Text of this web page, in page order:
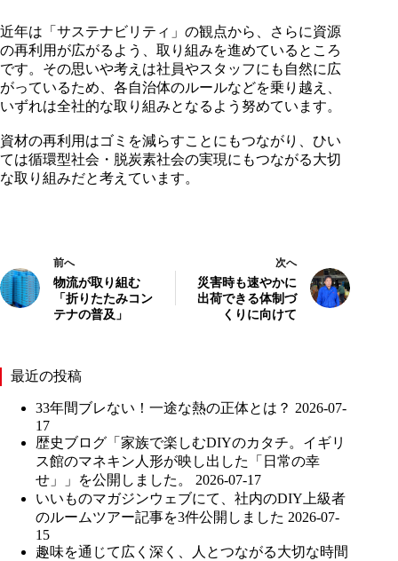
近年は「サステナビリティ」の観点から、さらに資源
の再利用が広がるよう、取り組みを進めているところ
です。その思いや考えは社員やスタッフにも自然に広
がっているため、各自治体のルールなどを乗り越え、
いずれは全社的な取り組みとなるよう努めています。
資材の再利用はゴミを減らすことにもつながり、ひい
ては循環型社会・脱炭素社会の実現にもつながる大切
な取り組みだと考えています。
前へ
物流が取り組む
「折りたたみコン
テナの普及」
次へ
災害時も速やかに
出荷できる体制づ
くりに向けて
最近の投稿
33年間ブレない！一途な熱の正体とは？ 2026-07-
17
歴史ブログ「家族で楽しむDIYのカタチ。イギリ
ス館のマネキン人形が映し出した「日常の幸
せ」」を公開しました。
2026-07-17
いいものマガジンウェブにて、社内のDIY上級者
のルームツアー記事を3件公開しました 2026-07-
15
趣味を通じて広く深く、人とつながる大切な時間